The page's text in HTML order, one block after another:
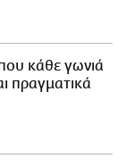
κάθε γωνιά
πραγματικά